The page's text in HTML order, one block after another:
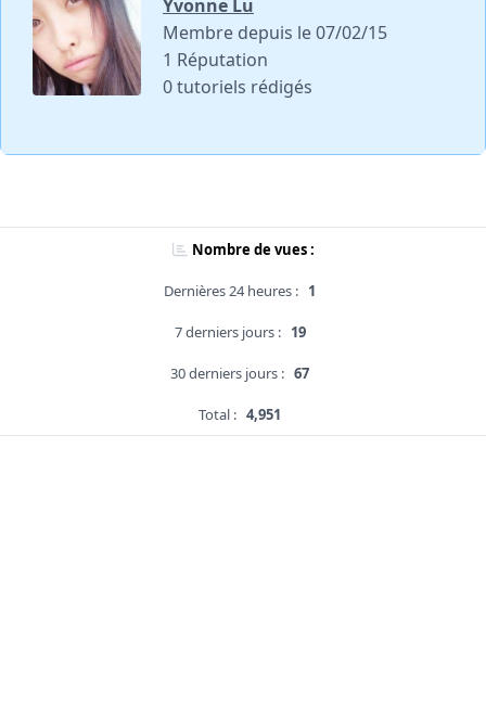
Yvonne Lu
Membre depuis le 07/02/15
1 Réputation
0 tutoriels rédigés
Nombre de vues :
Dernières 24 heures : 1
7 derniers jours : 19
30 derniers jours : 67
Total : 4,951